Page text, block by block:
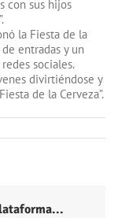
con sus hijos
la Fiesta de la
entradas y un
sociales.
divirtiéndose y
de la Cerveza”.